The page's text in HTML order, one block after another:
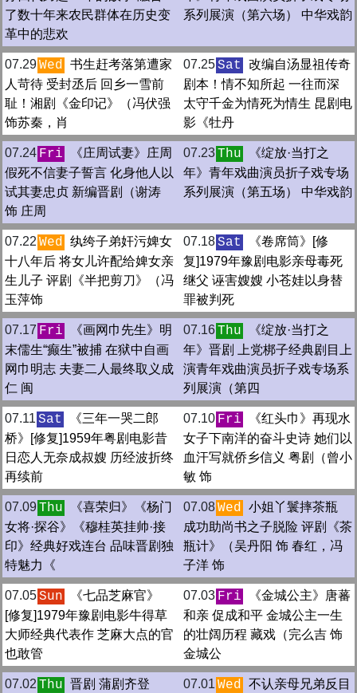
了数十年来农民群体在历史变
革中的悲欢
系列展演（第六场） 中华戏韵
07.29Wed 书生赶考落第遭家
人苛待 受封丞后 回乡一雪前
耻！湘剧《金印记》（冯伏强
饰苏秦，肖
07.25Sat
改编自汤显祖传奇
剧本！情不知所起 一往而深
太守千金为情死为情生 昆剧电
影《牡丹
07.24 Fri
《庄周试妻》庄周
假死不信妻子誓言 化身他人以
试其妻忠贞 新编晋剧（谢涛
饰 庄周
07.23Thu
《绽放·当打之
年》青年戏曲演员折子戏专场
系列展演（第五场） 中华戏韵
07.22 Wed 纨绔子弟奸污婢女
十八年后 将女儿许配给婢女亲
生儿子 评剧《半把剪刀》（冯
玉萍饰
07.18Sat
《卷席筒》[修
复]1979年豫剧电影亲母毒死
继父 诬害嫂嫂 小苍娃以身替
罪被判死
07.17 Fri
《画网巾先生》明
末儒生“癫生”被捕 在狱中自画
网巾明志 夫妻二人最终取义成
仁 闽
07.16Thu
《绽放·当打之
年》晋剧 上党梆子经典剧目上
演青年戏曲演员折子戏专场系
列展演（第四
07.11 Sat
《三年一哭二郎
桥》[修复]1959年粤剧电影昔
日恋人无奈成叔嫂 历经波折终
再续前
07.10 Fri
《红头巾》再现水
女子下南洋的奋斗史诗 她们以
血汗写就侨乡信义 粤剧（曾小
敏 饰
07.09Thu
《喜荣归》《杨门
女将·探谷》《穆桂英挂帅·接
印》经典好戏连台 品味晋剧独
特魅力《
07.08Wed 小姐丫鬟摔茶瓶
成功助尚书之子脱险 评剧《茶
瓶计》（吴丹阳 饰 春红，冯
子洋 饰
07.05Sun
《七品芝麻官》
[修复]1979年豫剧电影牛得草
大师经典代表作 芝麻大点的官
也敢管
07.03 Fri
《金城公主》唐蕃
和亲 促成和平 金城公主一生
的壮阔历程 藏戏（完么吉 饰
金城公
07.02 Thu 晋剧 蒲剧齐登
07.01 Wed 不认亲母兄弟反目